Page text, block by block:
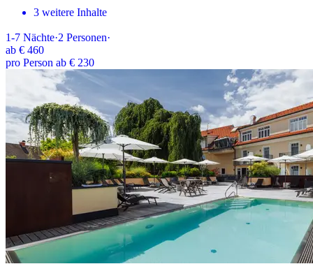
3 weitere Inhalte
1-7 Nächte·2 Personen·
ab € 460
pro Person ab € 230